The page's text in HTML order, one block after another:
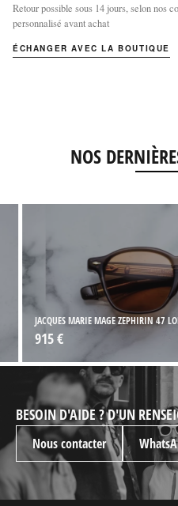
Retour possible sous 14 jours, selon nos
personnalisé avant achat
ÉCHANGER AVEC LA BOUTIQUE
NOS
JACQUES MARIE MAGE ZEPHIRIN 47
915 €
BESOIN D'AIDE ? D'UN
Nous contacter